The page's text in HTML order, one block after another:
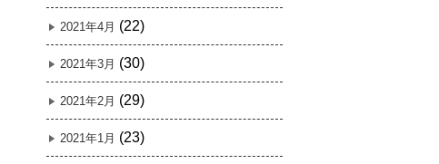
2021年4月 (22)
2021年3月 (30)
2021年2月 (29)
2021年1月 (23)